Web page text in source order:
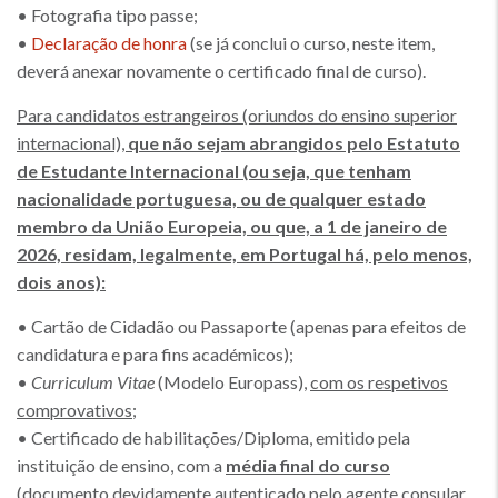
• Fotografia tipo passe;
• Declaração de honra(se já conclui o curso, neste item,
deverá anexar novamente o certificado final de curso).
Para candidatos estrangeiros (oriundos do ensino superior
internacional), que não sejam abrangidos pelo Estatuto
de Estudante Internacional (ou seja, que tenham
nacionalidade portuguesa, ou de qualquer estado
membro da União Europeia, ou que, a 1 de janeiro de
2026, residam, legalmente, em Portugal há, pelo menos,
dois anos):
• Cartão de Cidadão ou Passaporte (apenas para efeitos de
candidatura e para fins académicos);
• Curriculum Vitae(Modelo Europass),com os respetivos
comprovativos;
• Certificado de habilitações/Diploma, emitido pela
instituição de ensino, com a média final do curso
(documento devidamente autenticado pelo agente consular